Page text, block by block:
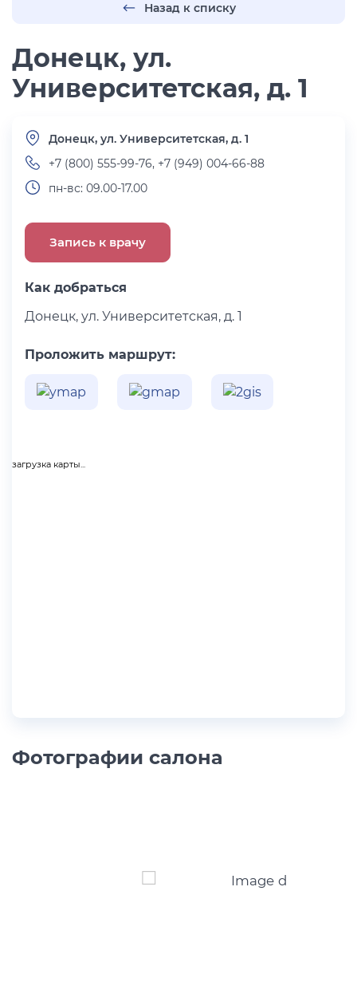
Донецк, ул.
Университетская, д. 1
Назад к списку
Донецк, ул. Университетская, д. 1
+7 (800) 555-99-76, +7 (949) 004-66-88
пн-вс: 09.00-17.00
Запись к врачу
Как добраться
Донецк, ул. Университетская, д. 1
Проложить маршрут:
загрузка карты...
Фотографии салона